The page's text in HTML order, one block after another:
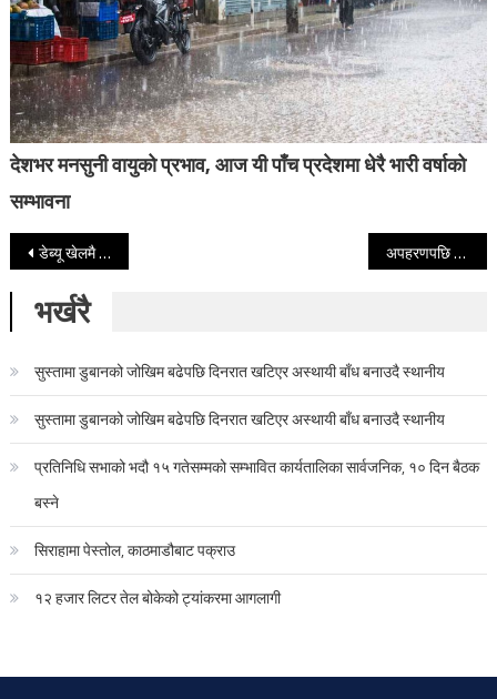
देशभर मनसुनी वायुको प्रभाव, आज यी पाँच प्रदेशमा धेरै भारी वर्षाको
सम्भावना
Post navigation
डेब्यू खेलमै सावित्राले ह्याट्रिक गरेर मच्चाइन सनसनी अपहरणपछि बालकको निर्मम हत्या
भर्खरै
सुस्तामा डुबानको जोखिम बढेपछि दिनरात खटिएर अस्थायी बाँध बनाउदै स्थानीय
सुस्तामा डुबानको जोखिम बढेपछि दिनरात खटिएर अस्थायी बाँध बनाउदै स्थानीय
प्रतिनिधि सभाको भदौ १५ गतेसम्मको सम्भावित कार्यतालिका सार्वजनिक, १० दिन बैठक
बस्ने
सिराहामा पेस्तोल, काठमाडौबाट पक्राउ
१२ हजार लिटर तेल बोकेको ट्यांकरमा आगलागी